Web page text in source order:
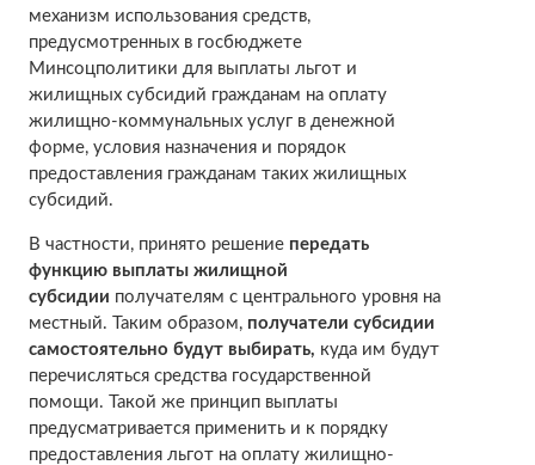
механизм использования средств,
предусмотренных в госбюджете
Минсоцполитики для выплаты льгот и
жилищных субсидий гражданам на оплату
жилищно-коммунальных услуг в денежной
форме, условия назначения и порядок
предоставления гражданам таких жилищных
субсидий.
В частности, принято решение передать
функцию выплаты жилищной
субсидии получателям с центрального уровня на
местный. Таким образом, получатели субсидии
самостоятельно будут выбирать, куда им будут
перечисляться средства государственной
помощи. Такой же принцип выплаты
предусматривается применить и к порядку
предоставления льгот на оплату жилищно-